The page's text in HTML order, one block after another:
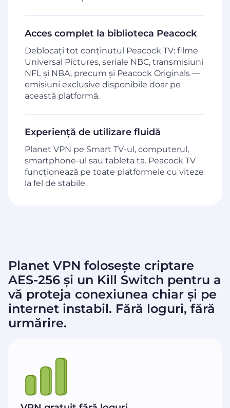
Acces complet la biblioteca Peacock
Deblocați tot conținutul Peacock TV: filme
Universal Pictures, seriale NBC, transmisiuni
NFL și NBA, precum și Peacock Originals —
emisiuni exclusive disponibile doar pe
această platformă.
Experiență de utilizare fluidă
Planet VPN pe Smart TV-ul, computerul,
smartphone-ul sau tableta ta. Peacock TV
funcționează pe toate platformele cu viteze
la fel de stabile.
Planet VPN folosește criptare
AES-256 și un Kill Switch pentru a
vă proteja conexiunea chiar și pe
internet instabil. Fără loguri, fără
urmărire.